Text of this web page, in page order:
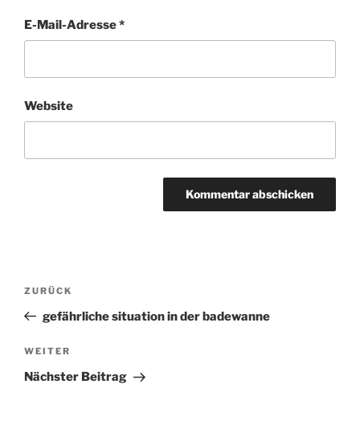
E-Mail-Adresse*
Website
Beitragsnavigation
Vorheriger
Beitrag
ZURÜCK
gefährliche situation in der badewanne
Nächster
Beitrag
WEITER
Nächster Beitrag